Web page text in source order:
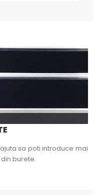
sa poti introduce mai
burete.